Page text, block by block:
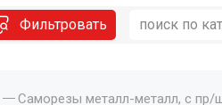
Фильтровать
Саморезы металл-металл, с пр/